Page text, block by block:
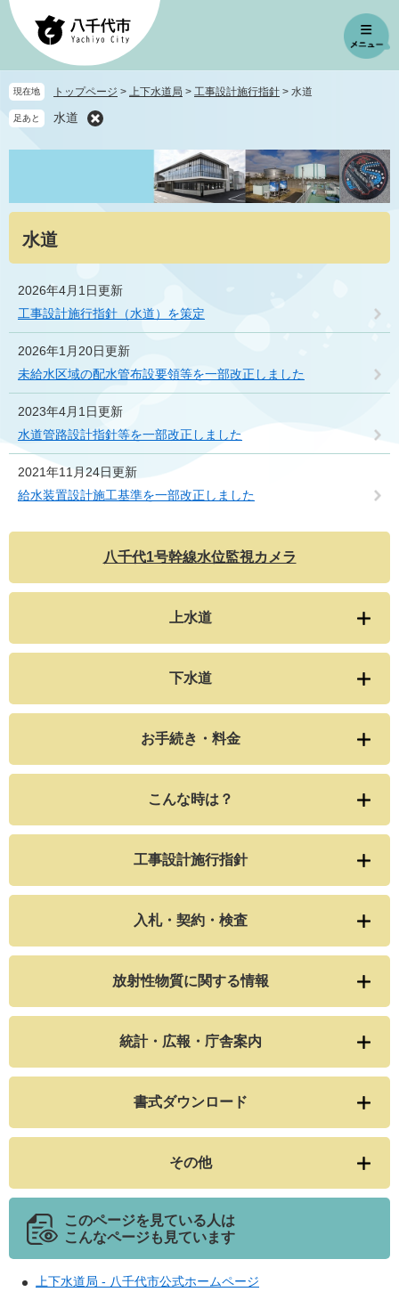
ペ
先
頭
メ
を
飛
へ
現在地 トップページ > 上下水道局 > 工事設計施行指針 > 水道
足あと 水道
本
水道
2026年4月1日更新
工事設計施行指針（水道）を策定
2026年1月20日更新
未給水区域の配水管布設要領等を一部改正しました
2023年4月1日更新
水道管路設計指針等を一部改正しました
2021年11月24日更新
給水装置設計施工基準を一部改正しました
八千代1号幹線水位監視カメラ
上水道
下水道
お手続き・料金
こんな時は？
工事設計施行指針
入札・契約・検査
放射性物質に関する情報
統計・広報・庁舎案内
書式ダウンロード
その他
このページを見ている人は
こんなページも見ています
上下水道局 - 八千代市公式ホームページ